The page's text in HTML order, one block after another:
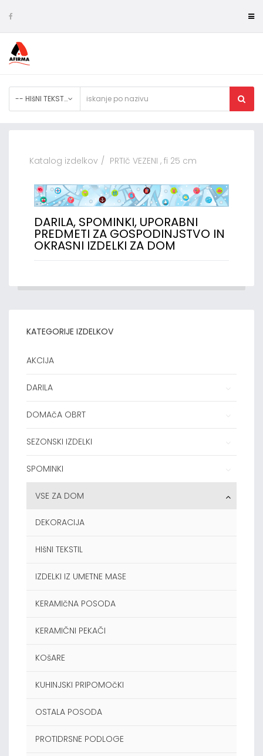
-- HIšNI TEKSTIL
Katalog izdelkov PRTIč VEZENI , fi 25 cm
DARILA, SPOMINKI, UPORABNI
PREDMETI ZA GOSPODINJSTVO IN
OKRASNI IZDELKI ZA DOM
KATEGORIJE IZDELKOV
AKCIJA
DARILA
DOMAčA OBRT
SEZONSKI IZDELKI
SPOMINKI
VSE ZA DOM
DEKORACIJA
HIšNI TEKSTIL
IZDELKI IZ UMETNE MASE
KERAMIčNA POSODA
KERAMIČNI PEKAČI
KOšARE
KUHINJSKI PRIPOMOčKI
OSTALA POSODA
PROTIDRSNE PODLOGE